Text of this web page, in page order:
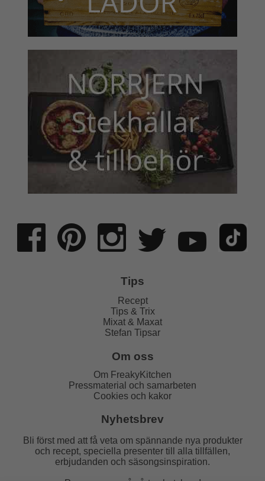
Tips
Recept
Tips & Trix
Mixat & Maxat
Stefan Tipsar
Om oss
Om FreakyKitchen
Pressmaterial och samarbeten
Cookies och kakor
Nyhetsbrev
Bli först med att få veta om spännande nya produkter
och recept, speciella presenter till alla tillfällen,
erbjudanden och säsongsinspiration.